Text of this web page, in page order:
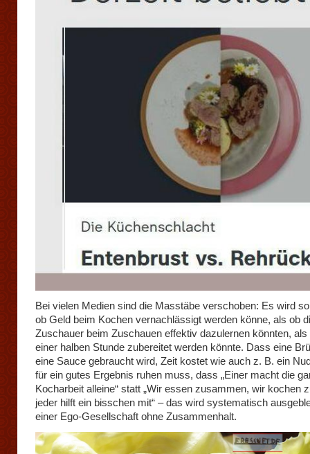
Bei vielen Medien sind die Masstäbe verschoben: Es wird
ob Geld beim Kochen vernachlässigt werden könne, als ob
Zuschauer beim Zuschauen effektiv dazulernen könnten, als
einer halben Stunde zubereitet werden könnte. Dass eine
eine Sauce gebraucht wird, Zeit kostet wie auch z. B. ein
für ein gutes Ergebnis ruhen muss, dass „Einer macht die
Kocharbeit alleine“ statt „Wir essen zusammen, wir kochen
jeder hilft ein bisschen mit“ – das wird systematisch
einer Ego-Gesellschaft ohne Zusammenhalt.